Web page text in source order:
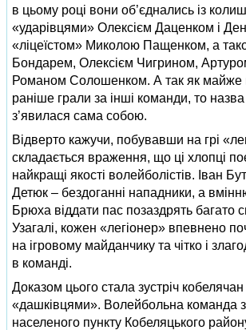
в цьому році вони об’єднались із
«ударівцями» Олексієм Даценком і
«ліцеїстом» Миколою Пащенком, а
Бондарем, Олексієм Чигрином,
Романом Солошенком. А так як майже
раніше грали за інші команди, то
з’явилася сама собою.
Відверто кажучи, побувавши на грі
складається враження, що ці хлопці
найкращі якості волейболістів. Іван
Детюк – бездоганні нападники, а
Брюха віддати пас позаздрять багато
Узагалі, кожен «легіонер» впевнено
на ігровому майданчику та чітко і
в команді.
Доказом цього стала зустріч кобелячан
«дашківцями». Волейбольна команда
населеного пункту Кобеляцького